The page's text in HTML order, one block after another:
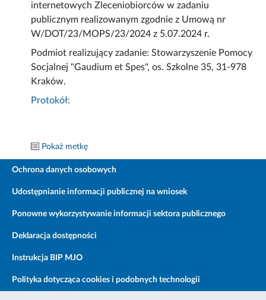
internetowych Zleceniobiorców w zadaniu
publicznym realizowanym zgodnie z Umową nr
W/DOT/23/MOPS/23/2024 z 5.07.2024 r.
Podmiot realizujący zadanie: Stowarzyszenie Pomocy
Socjalnej "Gaudium et Spes", os. Szkolne 35, 31-978
Kraków.
Protokół:
Pokaż metkę
Ochrona danych osobowych
Udostępnianie informacji publicznej na wniosek
Ponowne wykorzystywanie informacji sektora publicznego
Deklaracja dostępności
Instrukcja BIP MJO
Polityka dotycząca cookies i podobnych technologii